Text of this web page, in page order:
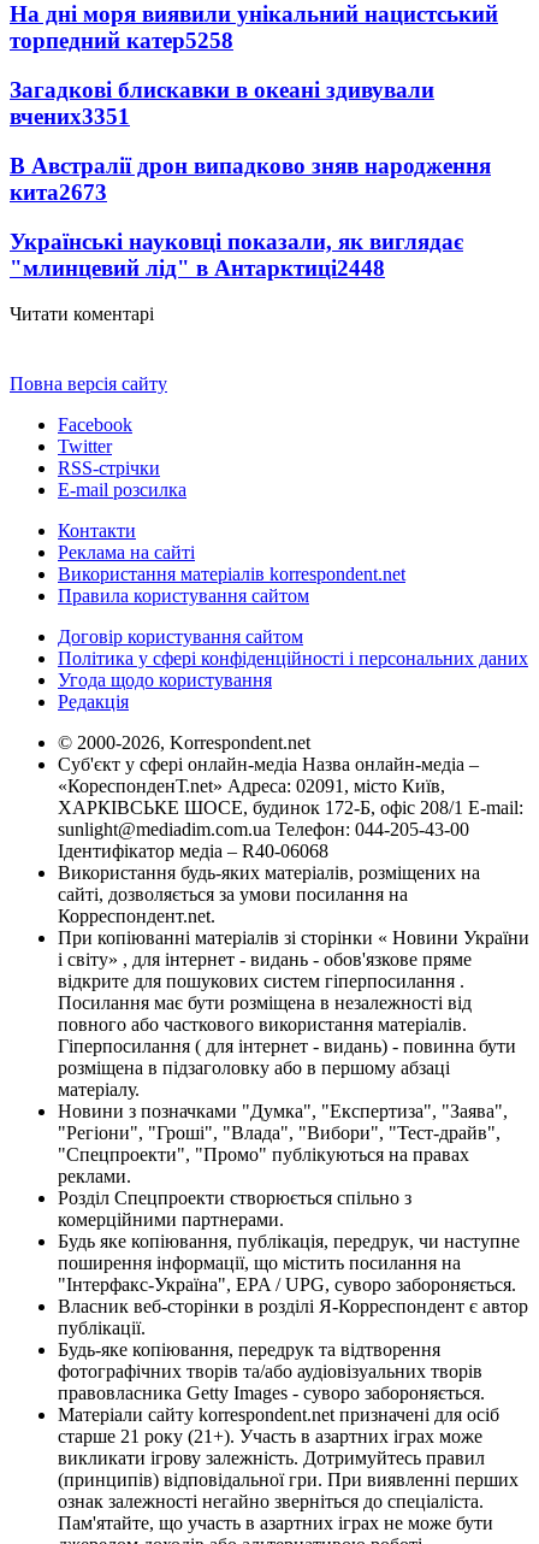
На дні моря виявили унікальний нацистський
торпедний катер5258
Загадкові блискавки в океані здивували
вчених3351
В Австралії дрон випадково зняв народження
кита2673
Українські науковці показали, як виглядає
"млинцевий лід" в Антарктиці2448
Читати коментарі
Повна версія сайту
Facebook
Twitter
RSS-стрічки
E-mail розсилка
Контакти
Реклама на сайті
Використання матеріалів korrespondent.net
Правила користування сайтом
Договір користування сайтом
Політика у сфері конфіденційності і персональних даних
Угода щодо користування
Редакція
© 2000-2026, Korrespondent.net
Суб'єкт у сфері онлайн-медіа Назва онлайн-медіа –
«КореспонденТ.net» Адреса: 02091, місто Київ,
ХАРКІВСЬКЕ ШОСЕ, будинок 172-Б, офіс 208/1 E-mail:
sunlight@mediadim.com.ua Телефон: 044-205-43-00
Ідентифікатор медіа – R40-06068
Використання будь-яких матеріалів, розміщених на
сайті, дозволяється за умови посилання на
Корреспондент.net.
При копіюванні матеріалів зі сторінки « Новини України
і світу» , для інтернет - видань - обов'язкове пряме
відкрите для пошукових систем гіперпосилання .
Посилання має бути розміщена в незалежності від
повного або часткового використання матеріалів.
Гіперпосилання ( для інтернет - видань) - повинна бути
розміщена в підзаголовку або в першому абзаці
матеріалу.
Новини з позначками "Думка", "Експертиза", "Заява",
"Регіони", "Гроші", "Влада", "Вибори", "Тест-драйв",
"Спецпроекти", "Промо" публікуються на правах
реклами.
Розділ Спецпроекти створюється спільно з
комерційними партнерами.
Будь яке копіювання, публікація, передрук, чи наступне
поширення інформації, що містить посилання на
"Інтерфакс-Україна", EPA / UPG, суворо забороняється.
Власник веб-сторінки в розділі Я-Корреспондент є автор
публікації.
Будь-яке копіювання, передрук та відтворення
фотографічних творів та/або аудіовізуальних творів
правовласника Getty Images - суворо забороняється.
Матеріали сайту korrespondent.net призначені для осіб
старше 21 року (21+). Участь в азартних іграх може
викликати ігрову залежність. Дотримуйтесь правил
(принципів) відповідальної гри. При виявленні перших
ознак залежності негайно зверніться до спеціаліста.
Пам'ятайте, що участь в азартних іграх не може бути